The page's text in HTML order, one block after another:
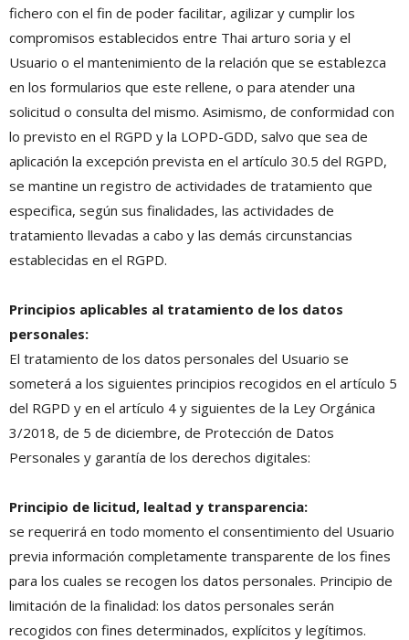
fichero con el fin de poder facilitar, agilizar y cumplir los
compromisos establecidos entre Thai arturo soria y el
Usuario o el mantenimiento de la relación que se establezca
en los formularios que este rellene, o para atender una
solicitud o consulta del mismo. Asimismo, de conformidad con
lo previsto en el RGPD y la LOPD-GDD, salvo que sea de
aplicación la excepción prevista en el artículo 30.5 del RGPD,
se mantine un registro de actividades de tratamiento que
especifica, según sus finalidades, las actividades de
tratamiento llevadas a cabo y las demás circunstancias
establecidas en el RGPD.
Principios aplicables al tratamiento de los datos
personales:
El tratamiento de los datos personales del Usuario se
someterá a los siguientes principios recogidos en el artículo 5
del RGPD y en el artículo 4 y siguientes de la Ley Orgánica
3/2018, de 5 de diciembre, de Protección de Datos
Personales y garantía de los derechos digitales:
Principio de licitud, lealtad y transparencia:
se requerirá en todo momento el consentimiento del Usuario
previa información completamente transparente de los fines
para los cuales se recogen los datos personales. Principio de
limitación de la finalidad: los datos personales serán
recogidos con fines determinados, explícitos y legítimos.